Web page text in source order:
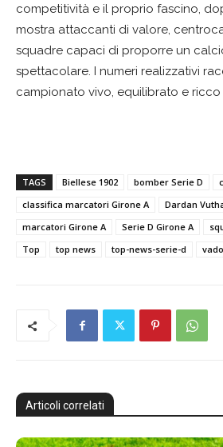
competitività e il proprio fascino,
mostra attaccanti di valore,
squadre capaci di proporre un
spettacolare. I numeri realizzativi
campionato vivo, equilibrato e
TAGS Biellese 1902 bomber Serie D
classifica marcatori Girone A
Dardan
marcatori Girone A
Serie D Girone A
Top
top news top-news-serie-d vado
Articoli correlati